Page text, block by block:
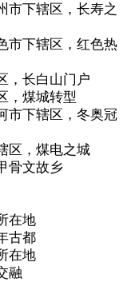
市下辖区，长寿之
市下辖区，红色热
，长白山门户
，煤城转型
市下辖区，冬奥冠
区，煤电之城
骨文故乡
在地
古都
在地
融